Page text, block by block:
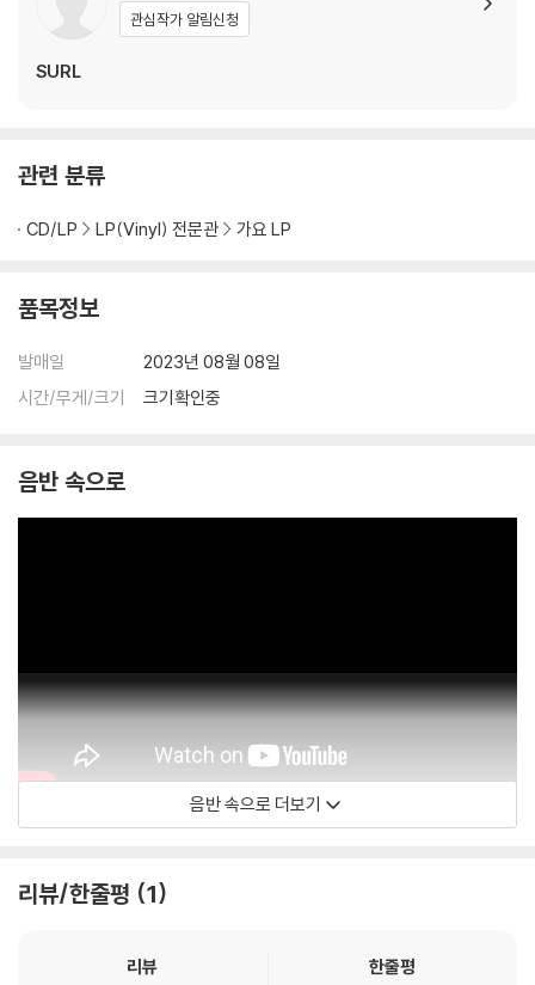
2) 재생 음역의 왜곡을 최소화 하고 반복 재생시에도 최대한 일관되게 유
가 있으며, 이는 상품의 불량이 아닙니다. 단, 재생에 이상이 있는 경우에는
다.
2) 컬러 디스크의 특성상 제작 공정시 앨범마다 색상 차이가 나는 경우도
있습니다.
※ 반품/교환 안내
2) LP는 잦은 배송 과정에서 재킷에 손상이 발생할 가능성이 높고 재판매
가 어려우므로 신중한 구매를 부탁드립니다.
관심작가 알림신청
SURL
관련 분류
CD/LP LP(Vinyl) 전문관 가요 LP
품목정보
발매일
2023년 08월 08일
시간/무게/크기
크기확인중
음반 속으로
음반 속으로 더보기
리뷰/한줄평 1
리뷰
한줄평